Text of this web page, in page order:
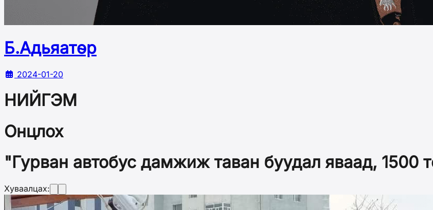
Б.Адьяатөр
2024-01-20
НИЙГЭМ
Онцлох
"Гурван автобус дамжиж таван буудал яваад, 1500
Хуваалцах: